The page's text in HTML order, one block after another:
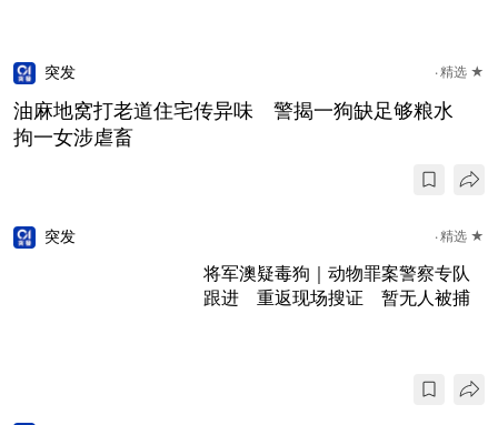
突发 精选 ★
油麻地窝打老道住宅传异味 警揭一狗缺足够粮水
拘一女涉虐畜
突发 精选 ★
将军澳疑毒狗｜动物罪案警察专队
跟进 重返现场搜证 暂无人被捕